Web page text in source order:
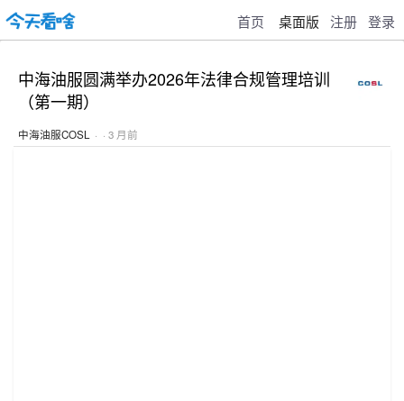
首页 桌面版 注册 登录
中海油服圆满举办2026年法律合规管理培训
（第一期）
中海油服COSL · · 3 月前